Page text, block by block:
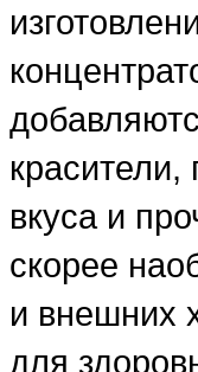
красители,
вкуса и
скорее
и внешних
для